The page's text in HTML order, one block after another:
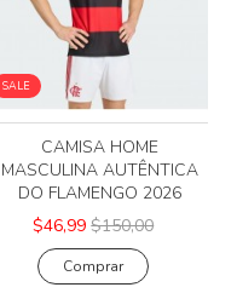
SALE
CAMISA HOME
MASCULINA AUTÊNTICA
DO FLAMENGO 2026
$46,99 $150,00
Comprar